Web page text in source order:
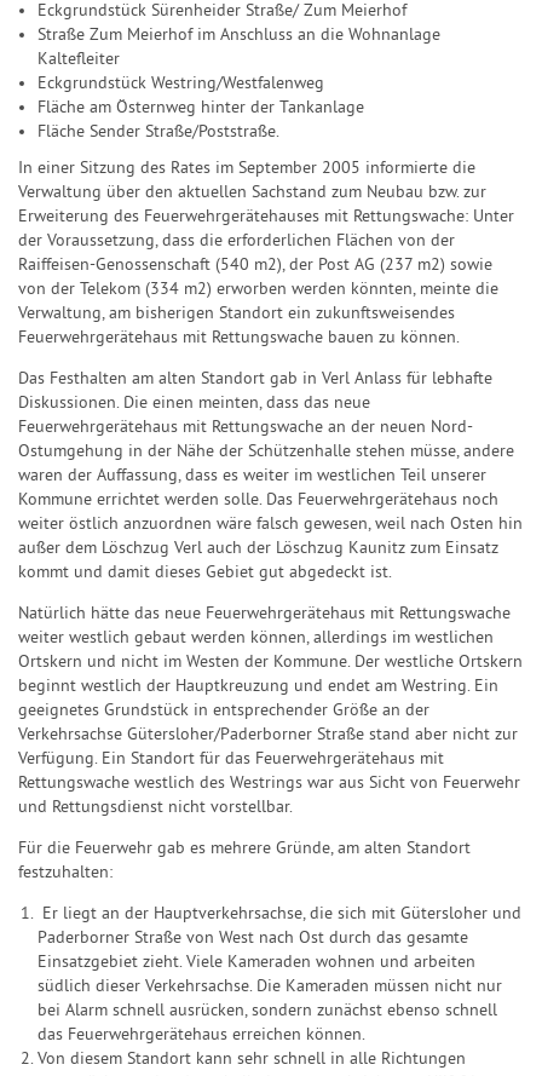
Eckgrundstück Sürenheider Straße/ Zum Meierhof
Straße Zum Meierhof im Anschluss an die Wohnanlage
Kaltefleiter
Eckgrundstück Westring/Westfalenweg
Fläche am Östernweg hinter der Tankanlage
Fläche Sender Straße/Poststraße.
In einer Sitzung des Rates im September 2005 informierte die
Verwaltung über den aktuellen Sachstand zum Neubau bzw. zur
Erweiterung des Feuerwehrgerätehauses mit Rettungswache: Unter
der Voraussetzung, dass die erforderlichen Flächen von der
Raiffeisen-Genossenschaft (540 m2), der Post AG (237 m2) sowie
von der Telekom (334 m2) erworben werden könnten, meinte die
Verwaltung, am bisherigen Standort ein zukunftsweisendes
Feuerwehrgerätehaus mit Rettungswache bauen zu können.
Das Festhalten am alten Standort gab in Verl Anlass für lebhafte
Diskussionen. Die einen meinten, dass das neue
Feuerwehrgerätehaus mit Rettungswache an der neuen Nord-
Ostumgehung in der Nähe der Schützenhalle stehen müsse, andere
waren der Auffassung, dass es weiter im westlichen Teil unserer
Kommune errichtet werden solle. Das Feuerwehrgerätehaus noch
weiter östlich anzuordnen wäre falsch gewesen, weil nach Osten hin
außer dem Löschzug Verl auch der Löschzug Kaunitz zum Einsatz
kommt und damit dieses Gebiet gut abgedeckt ist.
Natürlich hätte das neue Feuerwehrgerätehaus mit Rettungswache
weiter westlich gebaut werden können, allerdings im westlichen
Ortskern und nicht im Westen der Kommune. Der westliche Ortskern
beginnt westlich der Hauptkreuzung und endet am Westring. Ein
geeignetes Grundstück in entsprechender Größe an der
Verkehrsachse Gütersloher/Paderborner Straße stand aber nicht zur
Verfügung. Ein Standort für das Feuerwehrgerätehaus mit
Rettungswache westlich des Westrings war aus Sicht von Feuerwehr
und Rettungsdienst nicht vorstellbar.
Für die Feuerwehr gab es mehrere Gründe, am alten Standort
festzuhalten:
Er liegt an der Hauptverkehrsachse, die sich mit Gütersloher und
Paderborner Straße von West nach Ost durch das gesamte
Einsatzgebiet zieht. Viele Kameraden wohnen und arbeiten
südlich dieser Verkehrsachse. Die Kameraden müssen nicht nur
bei Alarm schnell ausrücken, sondern zunächst ebenso schnell
das Feuerwehrgerätehaus erreichen können.
Von diesem Standort kann sehr schnell in alle Richtungen